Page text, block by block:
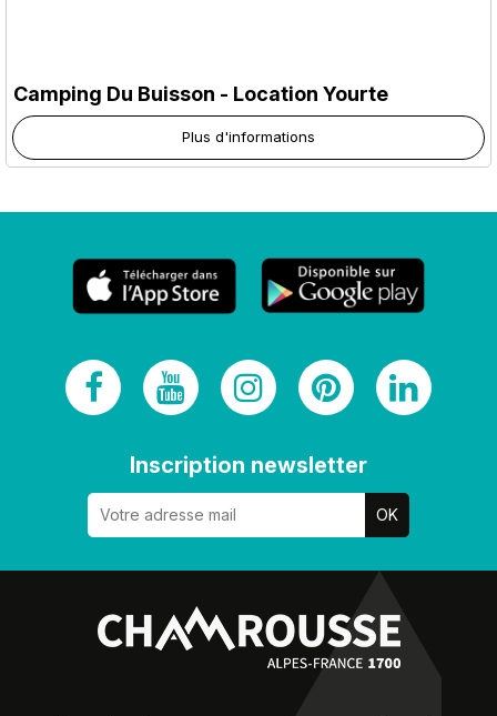
Camping Du Buisson - Location Yourte
Plus d'informations
Inscription newsletter